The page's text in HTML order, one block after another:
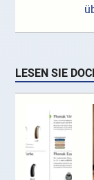
LESEN SIE